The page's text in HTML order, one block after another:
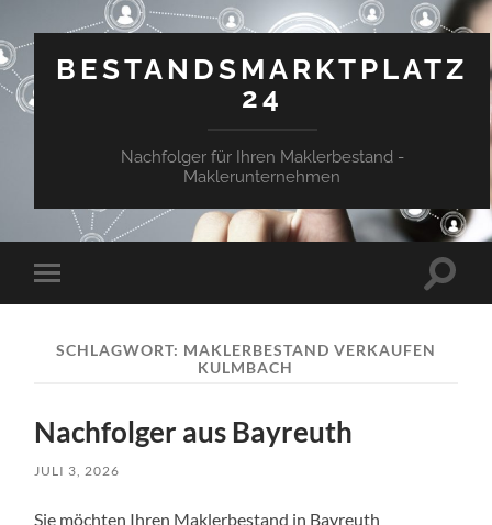
BESTANDSMARKTPLATZ
24
Nachfolger für Ihren Maklerbestand -
Maklerunternehmen
Mobile-
Menü
SCHLAGWORT: MAKLERBESTAND VERKAUFEN
KULMBACH
Nachfolger aus Bayreuth
JULI 3, 2026
Sie möchten Ihren Maklerbestand in Bayreuth